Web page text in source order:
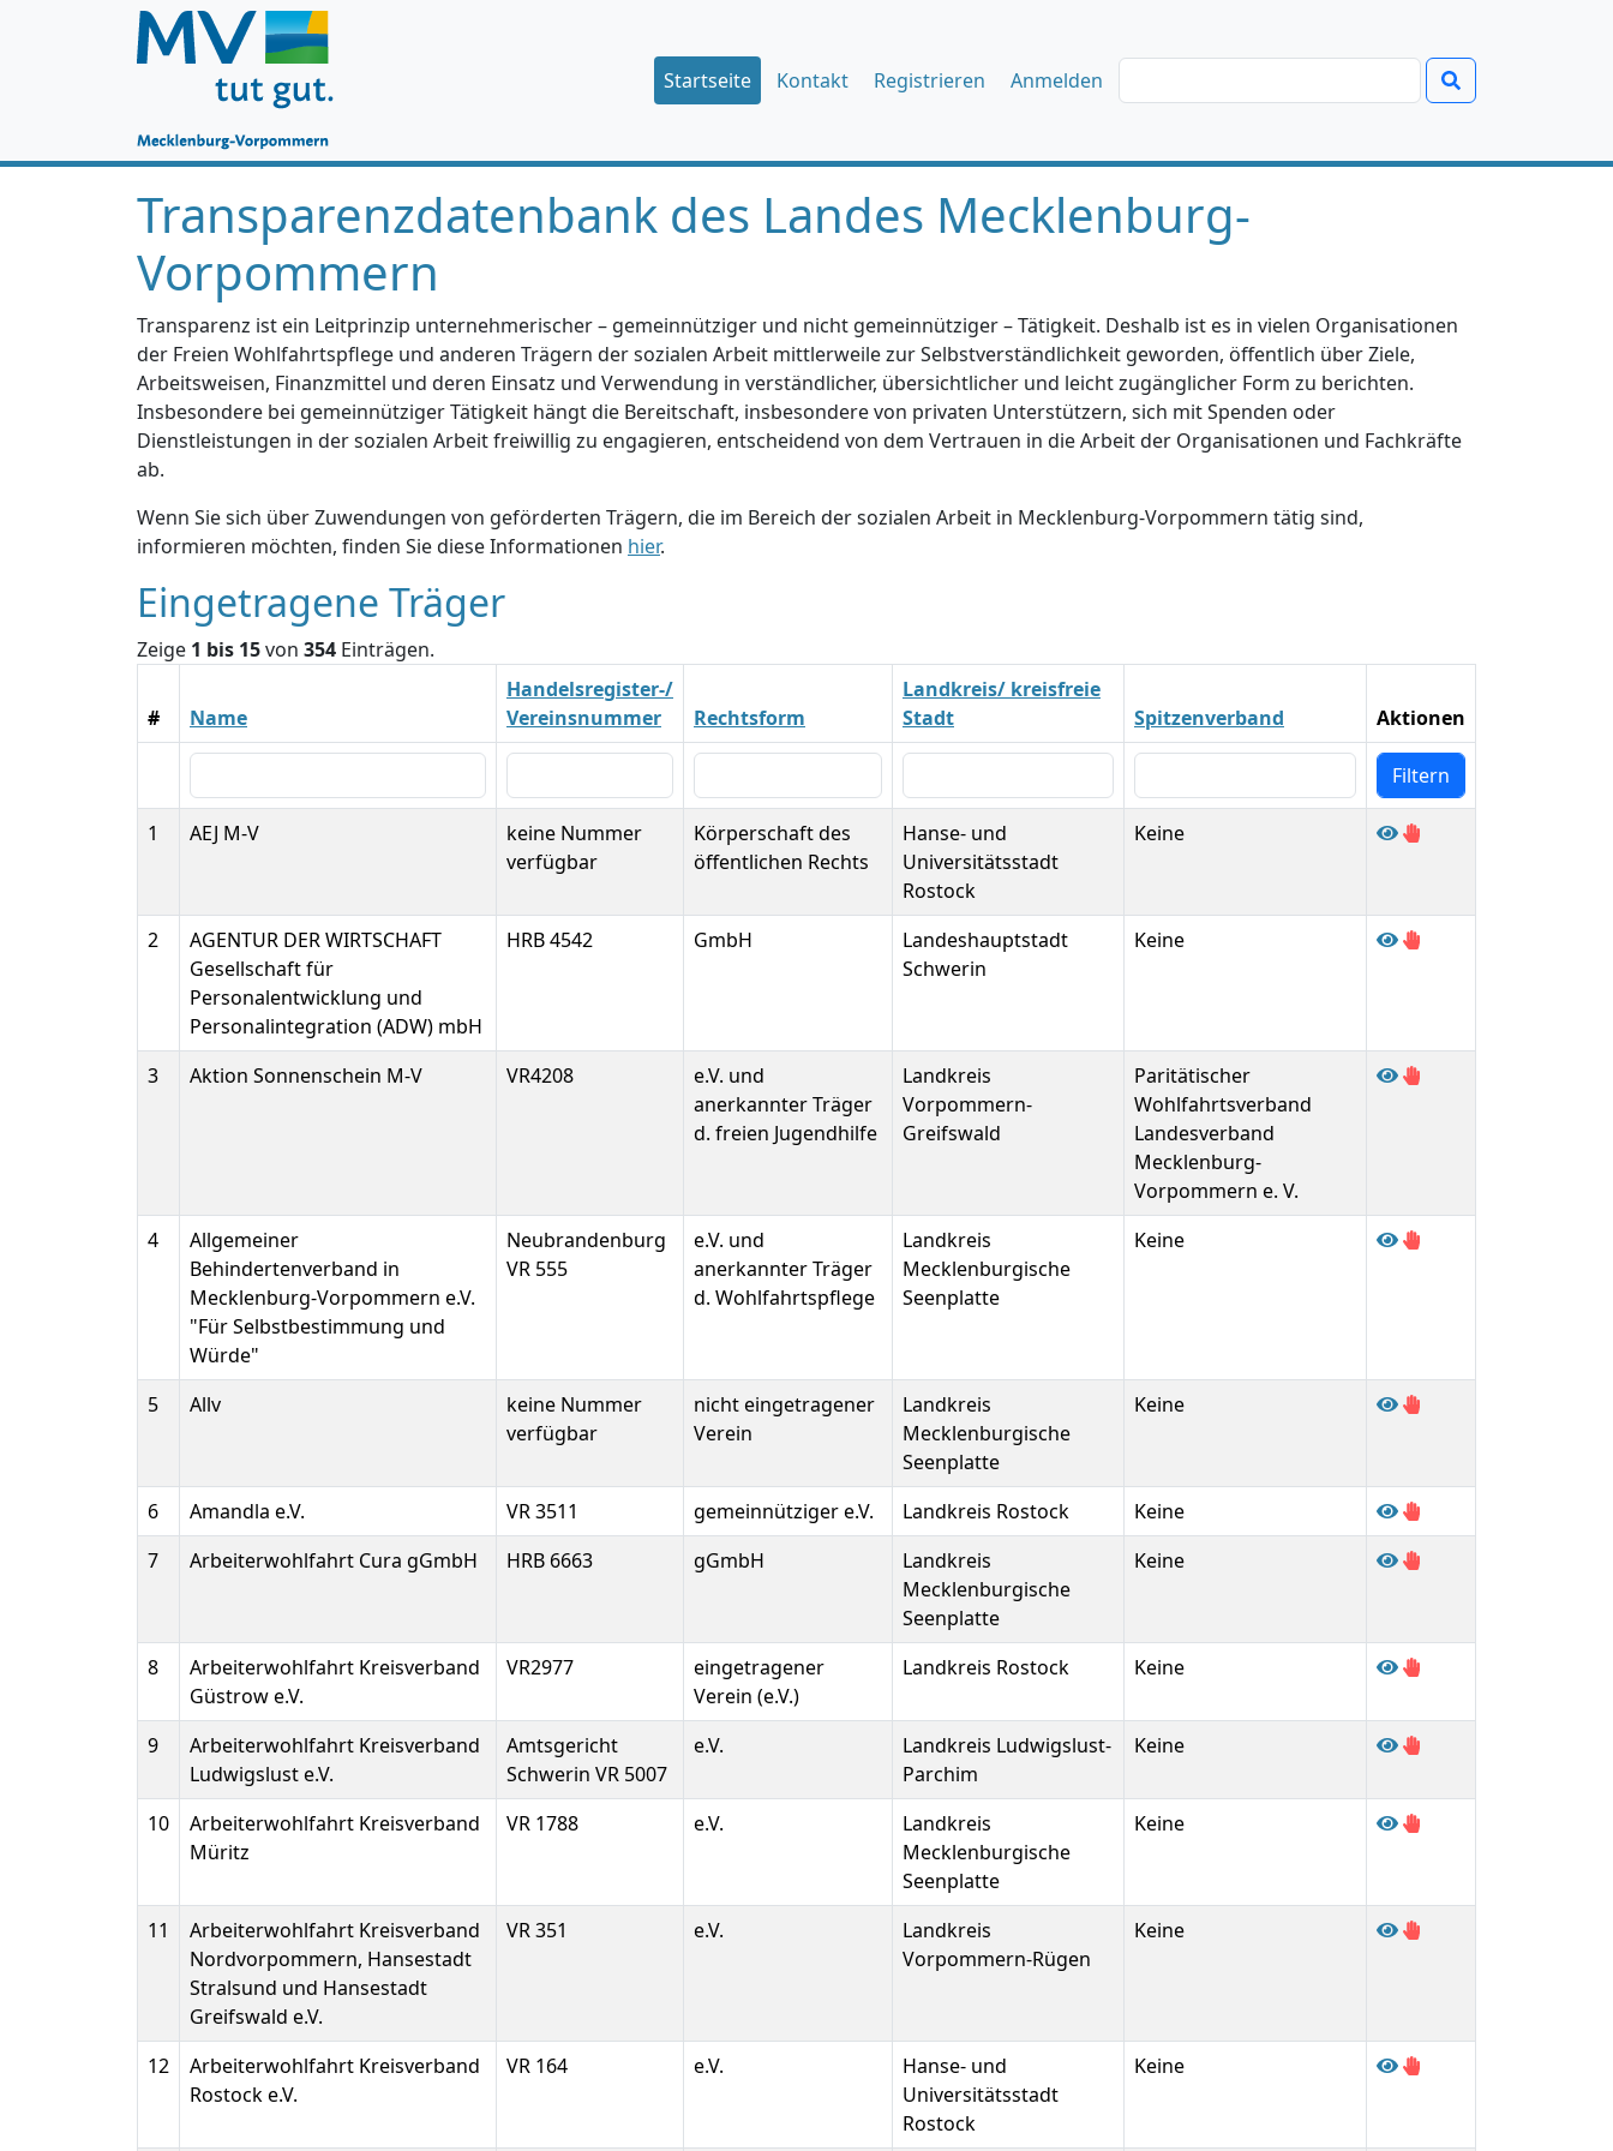
Startseite Kontakt Registrieren Anmelden
Transparenzdatenbank des Landes Mecklenburg-
Vorpommern
Transparenz ist ein Leitprinzip unternehmerischer – gemeinnütziger und nicht gemeinnütziger – Tätigkeit. Deshalb ist es in vielen Organisationen
der Freien Wohlfahrtspflege und anderen Trägern der sozialen Arbeit mittlerweile zur Selbstverständlichkeit geworden, öffentlich über Ziele,
Arbeitsweisen, Finanzmittel und deren Einsatz und Verwendung in verständlicher, übersichtlicher und leicht zugänglicher Form zu berichten.
Insbesondere bei gemeinnütziger Tätigkeit hängt die Bereitschaft, insbesondere von privaten Unterstützern, sich mit Spenden oder
Dienstleistungen in der sozialen Arbeit freiwillig zu engagieren, entscheidend von dem Vertrauen in die Arbeit der Organisationen und Fachkräfte
ab.
Wenn Sie sich über Zuwendungen von geförderten Trägern, die im Bereich der sozialen Arbeit in Mecklenburg-Vorpommern tätig sind,
informieren möchten, finden Sie diese Informationen hier.
Eingetragene Träger
Zeige 1 bis 15von 354 Einträgen.
# Name
Handelsregister-/
Vereinsnummer
Rechtsform
Landkreis/ kreisfreie
Stadt
Spitzenverband Aktionen
1 AEJ M-V
keine Nummer
verfügbar
Körperschaft des
öffentlichen Rechts
Hanse- und
Universitätsstadt
Rostock
Keine
2
AGENTUR DER WIRTSCHAFT
Gesellschaft für
Personalentwicklung und
Personalintegration (ADW) mbH
HRB 4542 GmbH
Landeshauptstadt
Schwerin
Keine
3 Aktion Sonnenschein M-V VR4208
e.V. und
anerkannter Träger
d. freien Jugendhilfe
Landkreis
Vorpommern-
Greifswald
Paritätischer
Wohlfahrtsverband
Landesverband
Mecklenburg-
Vorpommern e. V.
4
Allgemeiner
Behindertenverband in
Mecklenburg-Vorpommern e.V.
"Für Selbstbestimmung und
Würde"
Neubrandenburg
VR 555
e.V. und
anerkannter Träger
d. Wohlfahrtspflege
Landkreis
Mecklenburgische
Seenplatte
Keine
5 Allv
keine Nummer
verfügbar
nicht eingetragener
Verein
Landkreis
Mecklenburgische
Seenplatte
Keine
6 Amandla e.V. VR 3511 gemeinnütziger e.V. Landkreis Rostock
Keine
7
Arbeiterwohlfahrt Cura gGmbH HRB 6663 gGmbH
Landkreis
Mecklenburgische
Seenplatte
Keine
8
Arbeiterwohlfahrt Kreisverband
Güstrow e.V.
VR2977
eingetragener
Verein (e.V.)
Landkreis Rostock Keine
9
Arbeiterwohlfahrt Kreisverband
Ludwigslust e.V.
Amtsgericht
Schwerin VR 5007
e.V.
Landkreis Ludwigslust-
Parchim
Keine
10
Arbeiterwohlfahrt Kreisverband
Müritz
VR 1788 e.V.
Landkreis
Mecklenburgische
Seenplatte
Keine
11
Arbeiterwohlfahrt Kreisverband
Nordvorpommern, Hansestadt
Stralsund und Hansestadt
Greifswald e.V.
VR 351 e.V.
Landkreis
Vorpommern-Rügen
Keine
12
Arbeiterwohlfahrt Kreisverband
Rostock e.V.
VR 164 e.V.
Hanse- und
Universitätsstadt
Rostock
Keine